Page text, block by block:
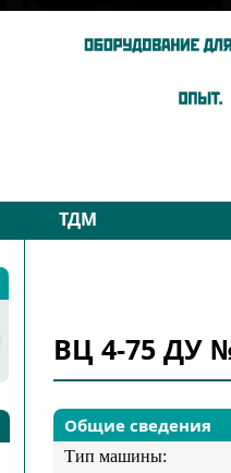
ТДМ
Запчасти
Подбор
ВЦ 4-75 ДУ
Общие сведения
Тип машины: